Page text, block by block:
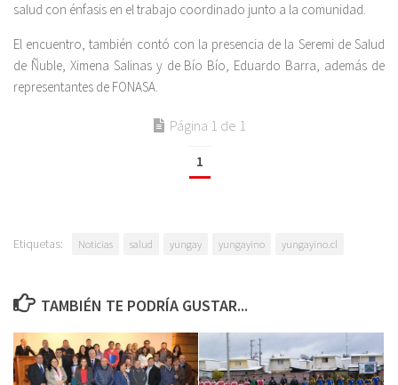
salud con énfasis en el trabajo coordinado junto a la comunidad.
El encuentro, también contó con la presencia de la Seremi de Salud
de Ñuble, Ximena Salinas y de Bío Bío, Eduardo Barra, además de
representantes de FONASA.
Página 1 de 1
1
Etiquetas: Noticias salud yungay yungayino yungayino.cl
TAMBIÉN TE PODRÍA GUSTAR...